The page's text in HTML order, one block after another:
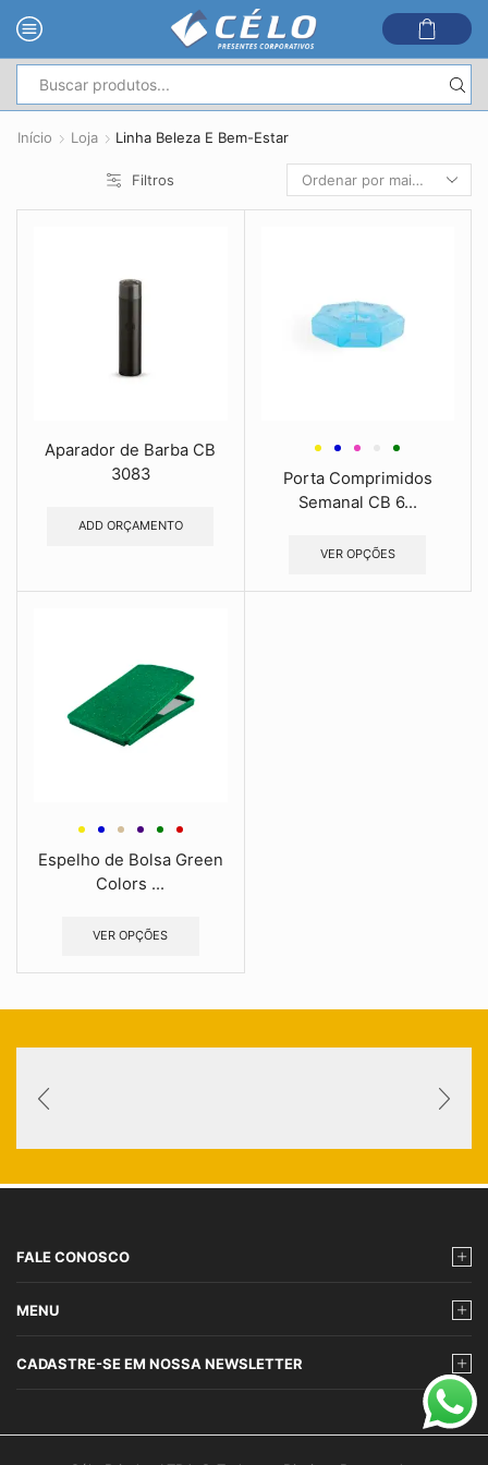
de
pesquisa
Início Loja Linha Beleza E Bem-Estar
Filtros
Aparador de Barba CB
3083
ADD ORÇAMENTO
Porta Comprimidos
Semanal CB 6...
VER OPÇÕES
Espelho de Bolsa Green
Colors ...
VER OPÇÕES
FALE CONOSCO
MENU
CADASTRE-SE EM NOSSA NEWSLETTER